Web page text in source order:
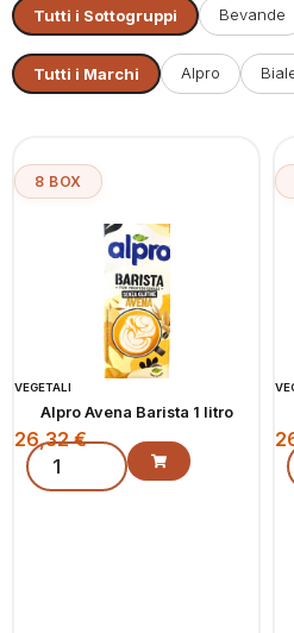
Tutti i Sottogruppi Bevande
Tutti i Marchi Alpro
8 BOX
VEGETALI
Alpro Avena Barista 1 litro
26,32€